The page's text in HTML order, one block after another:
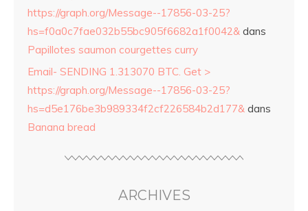
https://graph.org/Message--17856-03-25?
hs=f0a0c7fae032b55bc905f6682a1f0042& dans
Papillotes saumon courgettes curry
Email- SENDING 1.313070 BTC. Get >
https://graph.org/Message--17856-03-25?
hs=d5e176be3b989334f2cf226584b2d177& dans
Banana bread
ARCHIVES